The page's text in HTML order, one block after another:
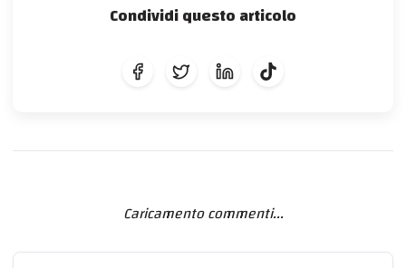
Condividi questo articolo
Caricamento commenti...